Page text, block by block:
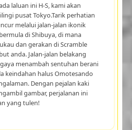
laluan ini H-S, kami akan
pusat Tokyo.Tarik perhatian
melalui jalan-jalan ikonik
di Shibuya, di mana
dan gerakan di Scramble
anda. Jalan-jalan belakang
menambah sentuhan berani
keindahan halus Omotesando
Dengan pejalan kaki
gambar, perjalanan ini
yang tulen!